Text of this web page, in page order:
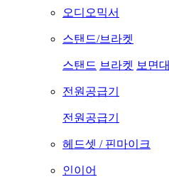
오디오믹서
스탠드/브라켓
스탠드 브라켓 보면대
전원공급기
전원공급기
헤드셋 / 핀마이크
인이어